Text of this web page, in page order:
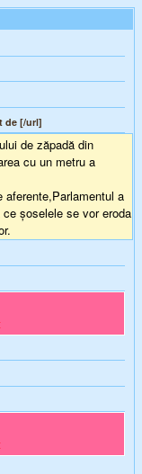
de [/url]
de zăpadă din
cu un metru a
a
șoselele se vor eroda